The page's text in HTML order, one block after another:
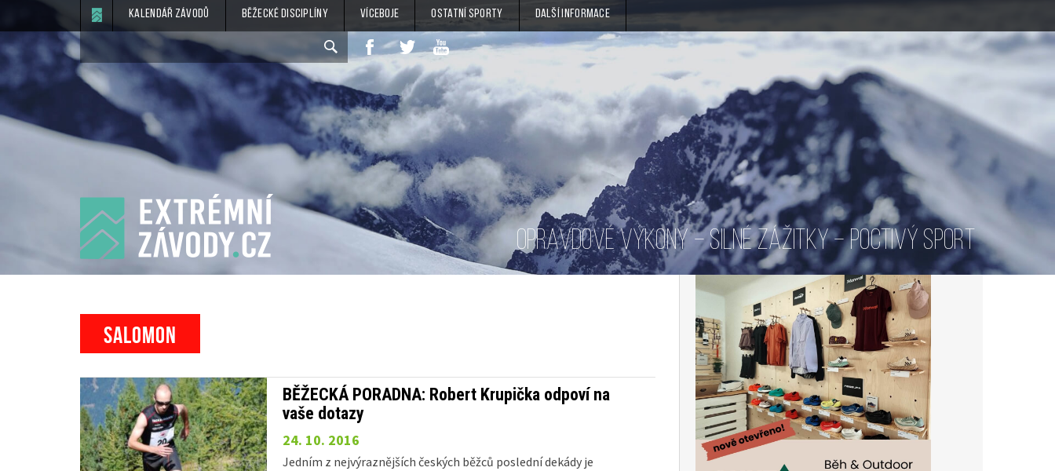
Kalendář závodů Běžecké disciplíny Víceboje Ostatní sporty Další informace
OPRAVDOVÉ VÝKONY – SILNÉ ZÁŽITKY – POCTIVÝ SPORT
SALOMON
BĚŽECKÁ PORADNA: Robert Krupička odpoví na
vaše dotazy
24. 10. 2016
Jedním z nejvýraznějších českých běžců poslední dekády je